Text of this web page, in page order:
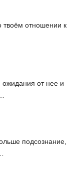
твоём отношении к
от нее и
подсознание,